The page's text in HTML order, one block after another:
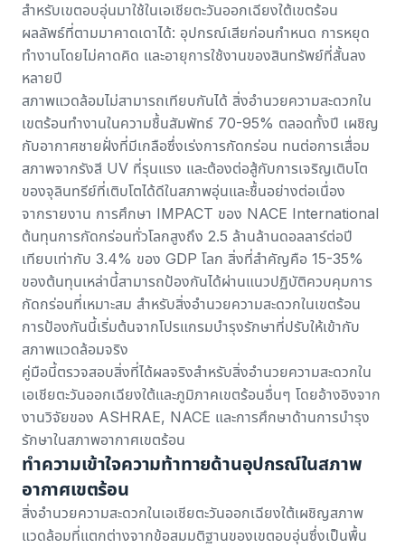
สำหรับเขตอบอุ่นมาใช้ในเอเชียตะวันออกเฉียงใต้เขตร้อน
ผลลัพธ์ที่ตามมาคาดเดาได้: อุปกรณ์เสียก่อนกำหนด การหยุด
ทำงานโดยไม่คาดคิด และอายุการใช้งานของสินทรัพย์ที่สั้นลง
หลายปี
สภาพแวดล้อมไม่สามารถเทียบกันได้ สิ่งอำนวยความสะดวกใน
เขตร้อนทำงานในความชื้นสัมพัทธ์ 70-95% ตลอดทั้งปี เผชิญ
กับอากาศชายฝั่งที่มีเกลือซึ่งเร่งการกัดกร่อน ทนต่อการเสื่อม
สภาพจากรังสี UV ที่รุนแรง และต้องต่อสู้กับการเจริญเติบโต
ของจุลินทรีย์ที่เติบโตได้ดีในสภาพอุ่นและชื้นอย่างต่อเนื่อง
จากรายงาน การศึกษา IMPACT ของ NACE International
ต้นทุนการกัดกร่อนทั่วโลกสูงถึง 2.5 ล้านล้านดอลลาร์ต่อปี
เทียบเท่ากับ 3.4% ของ GDP โลก สิ่งที่สำคัญคือ 15-35%
ของต้นทุนเหล่านี้สามารถป้องกันได้ผ่านแนวปฏิบัติควบคุมการ
กัดกร่อนที่เหมาะสม สำหรับสิ่งอำนวยความสะดวกในเขตร้อน
การป้องกันนี้เริ่มต้นจากโปรแกรมบำรุงรักษาที่ปรับให้เข้ากับ
สภาพแวดล้อมจริง
คู่มือนี้ตรวจสอบสิ่งที่ได้ผลจริงสำหรับสิ่งอำนวยความสะดวกใน
เอเชียตะวันออกเฉียงใต้และภูมิภาคเขตร้อนอื่นๆ โดยอ้างอิงจาก
งานวิจัยของ ASHRAE, NACE และการศึกษาด้านการบำรุง
รักษาในสภาพอากาศเขตร้อน
ทำความเข้าใจความท้าทายด้านอุปกรณ์ในสภาพ
อากาศเขตร้อน
สิ่งอำนวยความสะดวกในเอเชียตะวันออกเฉียงใต้เผชิญสภาพ
แวดล้อมที่แตกต่างจากข้อสมมติฐานของเขตอบอุ่นซึ่งเป็นพื้น